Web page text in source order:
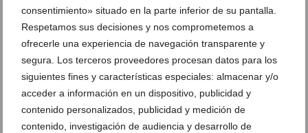
consentimiento» situado en la parte inferior de su pantalla.
Respetamos sus decisiones y nos comprometemos a
ofrecerle una experiencia de navegación transparente y
segura. Los terceros proveedores procesan datos para los
siguientes fines y características especiales: almacenar y/o
acceder a información en un dispositivo, publicidad y
contenido personalizados, publicidad y medición de
contenido, investigación de audiencia y desarrollo de
Ver promociones
Newsletter